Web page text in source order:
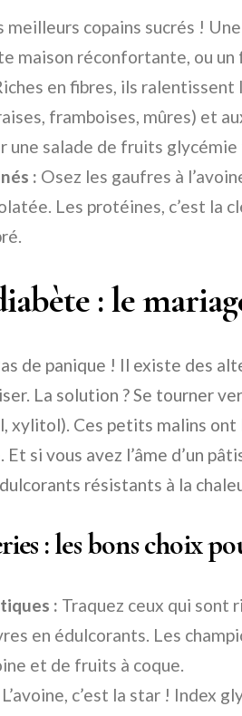
meilleurs copains sucrés !
maison réconfortante, ou
en fibres, ils ralentissent
framboises, mûres) et
une salade de fruits
: Osez les gaufres à
Les protéines, c’est la
: le
de panique ! Il existe des
La solution ? Se tourner
Ces petits malins ont
si vous avez l’âme d’un
résistants à la
: les bons choix
: Traquez ceux qui sont
en édulcorants. Les
et de fruits à coque.
L’avoine, c’est la star ! Index